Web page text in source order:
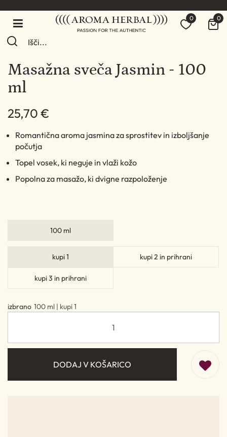
0 0
Masažna sveča Jasmin - 100
ml
25,70 €
Romantična aroma jasmina za sprostitev in izboljšanje
počutja
Topel vosek, ki neguje in vlaži kožo
Popolna za masažo, ki dvigne razpoloženje
100 ml
kupi 1 kupi 2 in prihrani
kupi 3 in prihrani
izbrano 100 ml | kupi 1
DODAJ V KOŠARICO